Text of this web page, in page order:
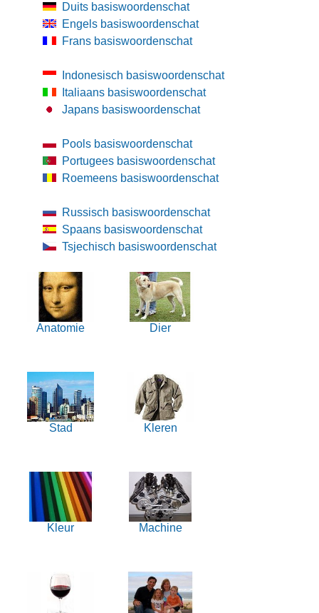
Duits basiswoordenschat
Engels basiswoordenschat
Frans basiswoordenschat
Indonesisch basiswoordenschat
Italiaans basiswoordenschat
Japans basiswoordenschat
Pools basiswoordenschat
Portugees basiswoordenschat
Roemeens basiswoordenschat
Russisch basiswoordenschat
Spaans basiswoordenschat
Tsjechisch basiswoordenschat
Anatomie Dier
Stad Kleren
Kleur Machine